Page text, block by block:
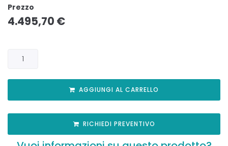
Prezzo
4.495,70 €
AGGIUNGI AL CARRELLO
RICHIEDI PREVENTIVO